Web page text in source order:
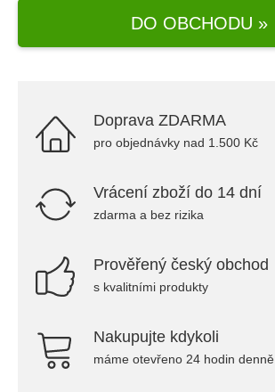
DO OBCHODU »
Doprava ZDARMA
pro objednávky nad 1.500 Kč
Vrácení zboží do 14 dní
zdarma a bez rizika
Prověřený český obchod
s kvalitními produkty
Nakupujte kdykoli
máme otevřeno 24 hodin denně